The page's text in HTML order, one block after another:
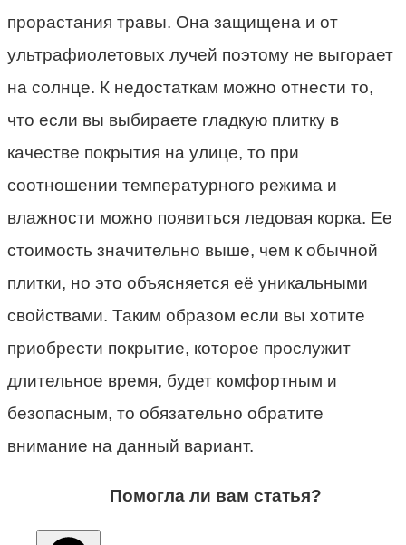
прорастания травы. Она защищена и от
ультрафиолетовых лучей поэтому не выгорает
на солнце. К недостаткам можно отнести то,
что если вы выбираете гладкую плитку в
качестве покрытия на улице, то при
соотношении температурного режима и
влажности можно появиться ледовая корка. Ее
стоимость значительно выше, чем к обычной
плитки, но это объясняется её уникальными
свойствами. Таким образом если вы хотите
приобрести покрытие, которое прослужит
длительное время, будет комфортным и
безопасным, то обязательно обратите
внимание на данный вариант.
Помогла ли вам статья?